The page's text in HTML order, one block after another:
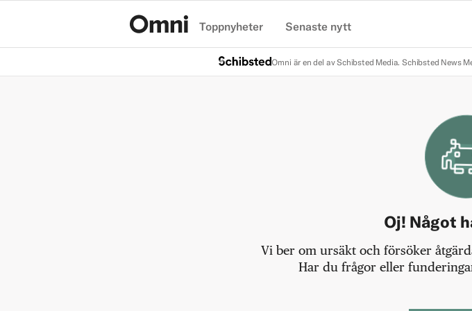
Toppnyheter Senaste nytt
Omni är en del av Schibsted Media. Schibsted News
Oj! Något
Vi ber om ursäkt och försöker
Har du frågor eller